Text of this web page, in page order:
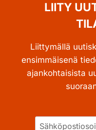
LIITY
Liittymällä
ensimmäisenä
ajankohtaisista